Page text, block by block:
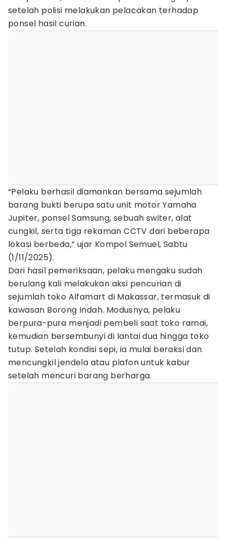
setelah polisi melakukan pelacakan terhadap
ponsel hasil curian.
“Pelaku berhasil diamankan bersama sejumlah
barang bukti berupa satu unit motor Yamaha
Jupiter, ponsel Samsung, sebuah switer, alat
cungkil, serta tiga rekaman CCTV dari beberapa
lokasi berbeda,” ujar Kompol Semuel, Sabtu
(1/11/2025).
Dari hasil pemeriksaan, pelaku mengaku sudah
berulang kali melakukan aksi pencurian di
sejumlah toko Alfamart di Makassar, termasuk di
kawasan Borong Indah. Modusnya, pelaku
berpura-pura menjadi pembeli saat toko ramai,
kemudian bersembunyi di lantai dua hingga toko
tutup. Setelah kondisi sepi, ia mulai beraksi dan
mencungkil jendela atau plafon untuk kabur
setelah mencuri barang berharga.